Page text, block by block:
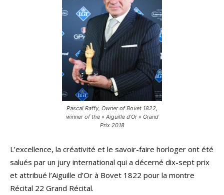
Pascal Raffy, Owner of Bovet 1822,
winner of the « Aiguille d’Or » Grand
Prix 2018
L’excellence, la créativité et le savoir-faire horloger ont été
salués par un jury international qui a décerné dix-sept prix
et attribué l’Aiguille d’Or à Bovet 1822 pour la montre
Récital 22 Grand Récital.